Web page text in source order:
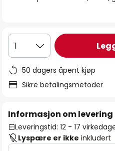
1
50 dagers åpent kjøp
Sikre betalingsmetoder
Informasjon om levering
Leveringstid: 12 - 17
Lyspære er ikke inkludert